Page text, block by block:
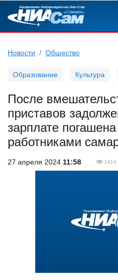
Новости Общество
Образование Культура
После
приставов
зарплате
работниками
27 апреля 2024 11:58 1414